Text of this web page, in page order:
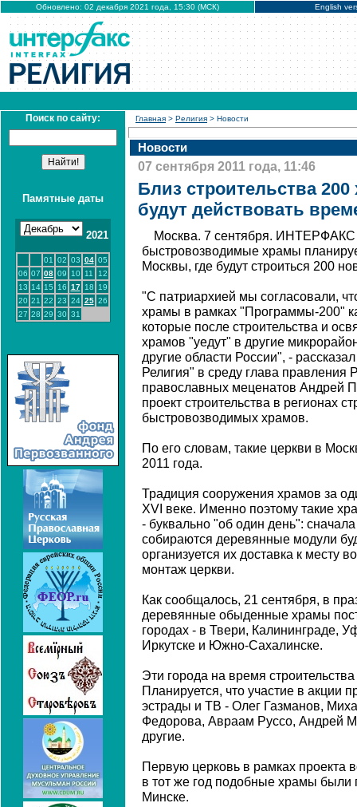
Обновлено: 02 декабря 2021 года, 15:30 (МСК) English
Поиск по сайту:
Памятные даты
2021
01 02 03 04 05
06 07 08 09 10 11
12
13 14 15 16 17 18
19
20 21 22 23 24 25 26
27 28 29 30 31
Главная > Религия > Новости
Новости
07 сентября 2011 года, 11:46
Близ строительства
будут действовать
Москва. 7 сентября.
быстровозводимые храмы
Москвы, где будут строиться 200
"С патриархией мы согласовали,
храмы в рамках "Программы-200"
которые после строительства и
храмов "уедут" в другие
другие области России", -
Религия" в среду глава правления
православных меценатов Андрей
проект строительства в регионах
быстровозводимых храмов.
По его словам, такие церкви в
2011 года.
Традиция сооружения храмов за
XVI веке. Именно поэтому такие
- буквально "об один день":
собираются деревянные модули
организуется их доставка к месту
монтаж церкви.
Как сообщалось, 21 сентября, в
деревянные обыденные храмы
городах - в Твери, Калининграде,
Иркутске и Южно-Сахалинске.
Эти города на время
Планируется, что участие в акции
эстрады и ТВ - Олег Газманов,
Федорова, Авраам Руссо, Андрей
другие.
Первую церковь в рамках проекта
в тот же год подобные храмы были
Минске.